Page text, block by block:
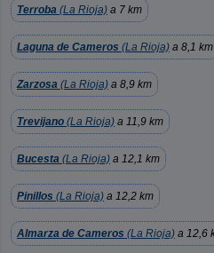
Terroba (La Rioja) a 7 km
Laguna de Cameros (La Rioja) a 8,1 km
Zarzosa (La Rioja) a 8,9 km
Trevijano (La Rioja) a 11,9 km
Bucesta (La Rioja) a 12,1 km
Pinillos (La Rioja) a 12,2 km
Almarza de Cameros (La Rioja) a 12,6